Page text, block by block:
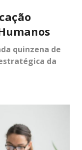
quinzena de
da